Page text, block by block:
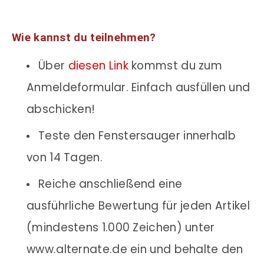
Wie kannst du teilnehmen?
Über diesen Linkkommst du zum
Anmeldeformular. Einfach ausfüllen und
abschicken!
Teste den Fenstersauger innerhalb
von 14 Tagen.
Reiche anschließend eine
ausführliche Bewertung für jeden Artikel
(mindestens 1.000 Zeichen) unter
www.alternate.de ein und behalte den